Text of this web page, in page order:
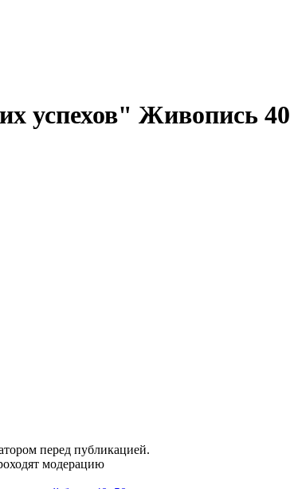
успехов" Живопись
перед публикацией.
модерацию